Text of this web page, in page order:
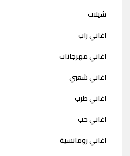
شيلات
اغاني راب
اغاني مهرجانات
اغاني شعبي
اغاني طرب
اغاني حب
اغاني رومانسية